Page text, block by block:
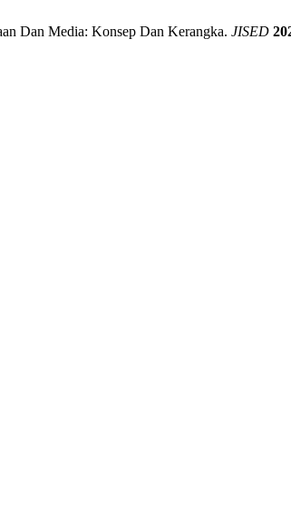
Dan Media: Konsep Dan Kerangka. JISED